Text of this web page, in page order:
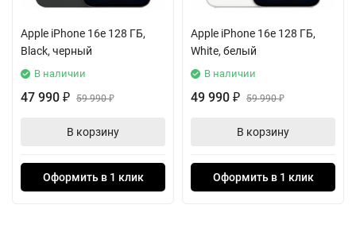
Apple iPhone 16e 128 ГБ,
Black, черный
В наличии
47 990 ₽ 59 990₽
В корзину
Оформить в 1 клик
Apple iPhone 16e 128 ГБ,
White, белый
В наличии
49 990 ₽ 59 990₽
В корзину
Оформить в 1 клик